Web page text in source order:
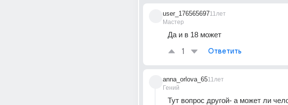
user_176565697
Мастер
11лет
Да и в 18 может
1 Ответить
anna_orlova_65
Гений
11лет
Тут вопрос другой- а может ли